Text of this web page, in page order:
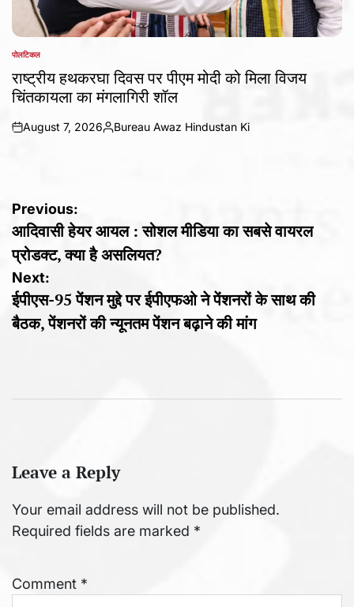
POSTED
पोलटिकल
राष्ट्रीय हथकरघा दिवस पर पीएम मोदी को मिला विजय
चिंतकायला का मंगलागिरी शॉल
on
August 7, 2026
Posted
Bureau Awaz Hindustan Ki
Post
navigation
Previous:
आदिवासी हेयर आयल : सोशल मीडिया का सबसे वायरल
प्रोडक्ट, क्या है असलियत?
Next:
ईपीएस-95 पेंशन मुद्दे पर ईपीएफओ ने पेंशनरों के साथ की
बैठक, पेंशनरों की न्यूनतम पेंशन बढ़ाने की मांग
Leave a Reply
Your email address will not be published.
Required fields are marked *
Comment *